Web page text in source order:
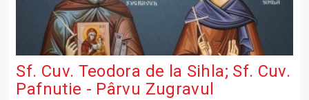
Sf. Cuv. Teodora de la Sihla; Sf. Cuv.
Pafnutie - Pârvu Zugravul